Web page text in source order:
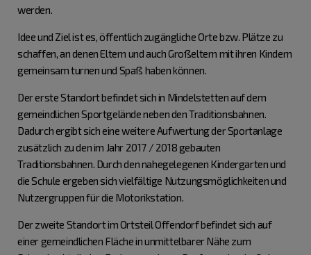
werden.
Idee und Ziel ist es, öffentlich zugängliche Orte bzw. Plätze zu
schaffen, an denen Eltern und auch Großeltern mit ihren Kindern
gemeinsam turnen und Spaß haben können.
Der erste Standort befindet sich in Mindelstetten auf dem
gemeindlichen Sportgelände neben den Traditionsbahnen.
Dadurch ergibt sich eine weitere Aufwertung der Sportanlage
zusätzlich zu den im Jahr 2017 / 2018 gebauten
Traditionsbahnen. Durch den nahegelegenen Kindergarten und
die Schule ergeben sich vielfältige Nutzungsmöglichkeiten und
Nutzergruppen für die Motorikstation.
Der zweite Standort im Ortsteil Offendorf befindet sich auf
einer gemeindlichen Fläche in unmittelbarer Nähe zum